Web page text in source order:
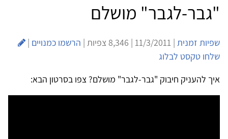
"גבר-לגבר" מושלם
שפיות זמנית | 11/3/2011 | 8,346 צפיות | הרשמו כמנויים |
שלחו טקסט לבלוג
איך להעניק חיבוק "גבר-לגבר" מושלם? צפו בסרטון הבא: